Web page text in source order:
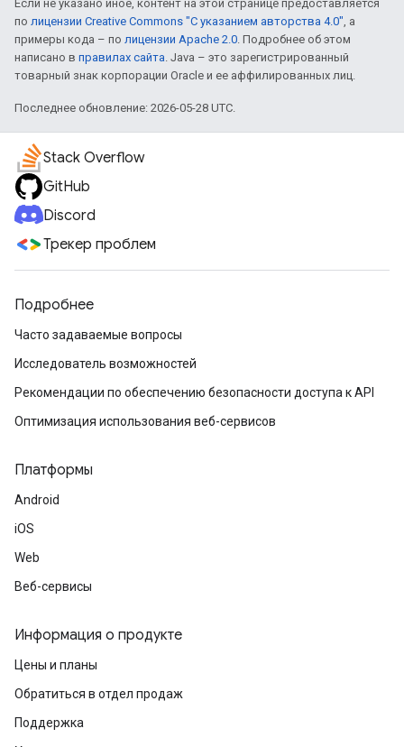
Если не указано иное, контент на этой странице предоставляется
по лицензии Creative Commons "С указанием авторства 4.0", а
примеры кода – по лицензии Apache 2.0. Подробнее об этом
написано в правилах сайта. Java – это зарегистрированный
товарный знак корпорации Oracle и ее аффилированных лиц.
Последнее обновление: 2026-05-28 UTC.
Stack Overflow
GitHub
Discord
Трекер проблем
Подробнее
Часто задаваемые вопросы
Исследователь возможностей
Рекомендации по обеспечению безопасности доступа к API
Оптимизация использования веб-сервисов
Платформы
Android
iOS
Web
Веб-сервисы
Информация о продукте
Цены и планы
Обратиться в отдел продаж
Поддержка